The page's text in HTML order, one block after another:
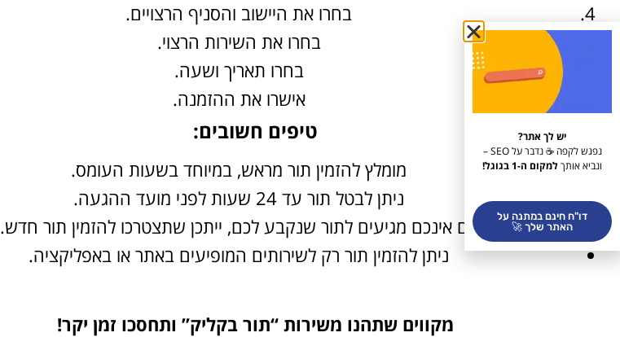
בחרו את היישוב והסניף הרצויים.
בחרו את השירות הרצוי.
בחרו תאריך ושעה.
אישרו את ההזמנה.
טיפים חשובים:
מומלץ להזמין תור מראש, במיוחד בשעות העומס.
ניתן לבטל תור עד 24 שעות לפני מועד ההגעה.
אם אינכם מגיעים לתור שנקבע לכם, ייתכן שתצטרכו להזמין תור חדש.
ניתן להזמין תור רק לשירותים המופיעים באתר או באפליקציה.
מקווים שתהנו משירות “תור בקליק” ותחסכו זמן יקר!
יש לך אתר?
נפגש לקפה ☕ נדבר על SEO –
ונביא אותךלמקום ה-1 בגוגל!
דו"ח חינם במתנה על
האתר שלך 🚀